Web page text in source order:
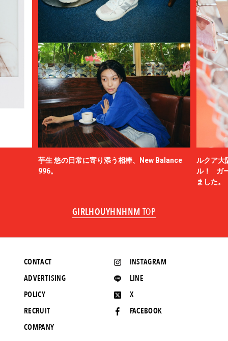
芋生 悠の日常に寄り添う相棒、New Balance
996。
ルクア大
ル！ ガ
ました。
GIRLHOUYHNHNM TOP
INSTAGRAM
LINE
X
FACEBOOK
CONTACT
ADVERTISING
POLICY
RECRUIT
COMPANY